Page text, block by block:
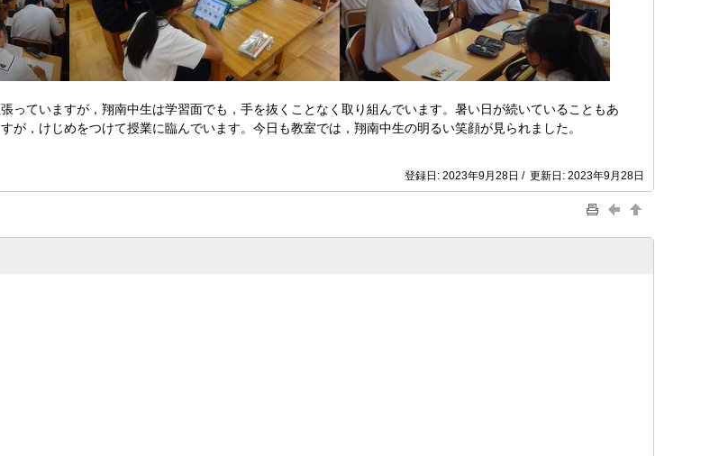
っていますが，翔南中生は学習面でも，手を抜くことなく取り組んでいます。暑い日が続いていることもあ
が，けじめをつけて授業に臨んでいます。今日も教室では，翔南中生の明るい笑顔が見られました。
登録日: 2023年9月28日 / 更新日: 2023年9月28日